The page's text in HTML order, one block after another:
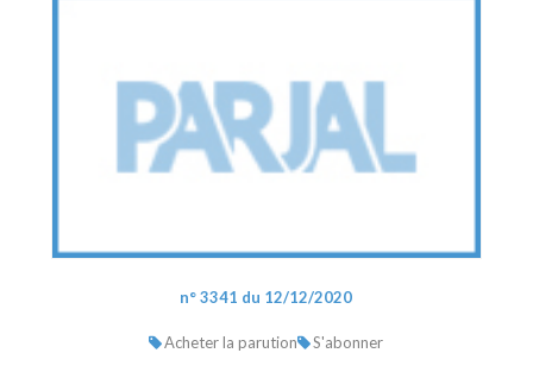
n° 3341 du 12/12/2020
Acheter la parution S'abonner